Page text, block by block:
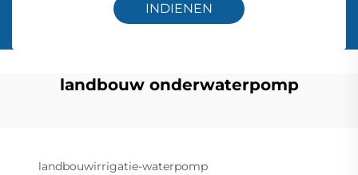
INDIENEN
landbouw onderwaterpomp
landbouwirrigatie-waterpomp